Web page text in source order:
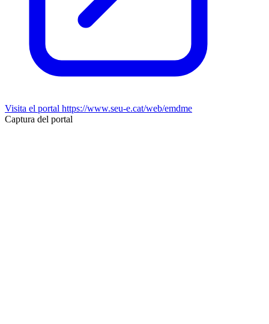
Visita el portal https://www.seu-e.cat/web/emdme
Captura del portal